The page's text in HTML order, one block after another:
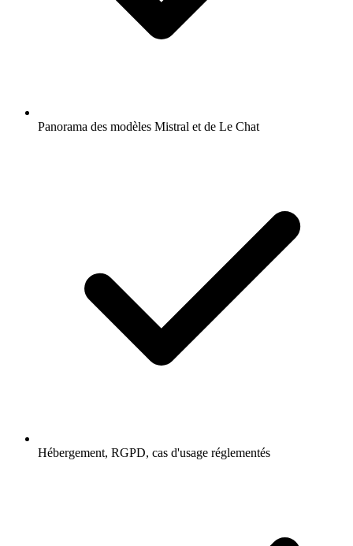
Panorama des modèles Mistral et de Le Chat
Hébergement, RGPD, cas d'usage réglementés